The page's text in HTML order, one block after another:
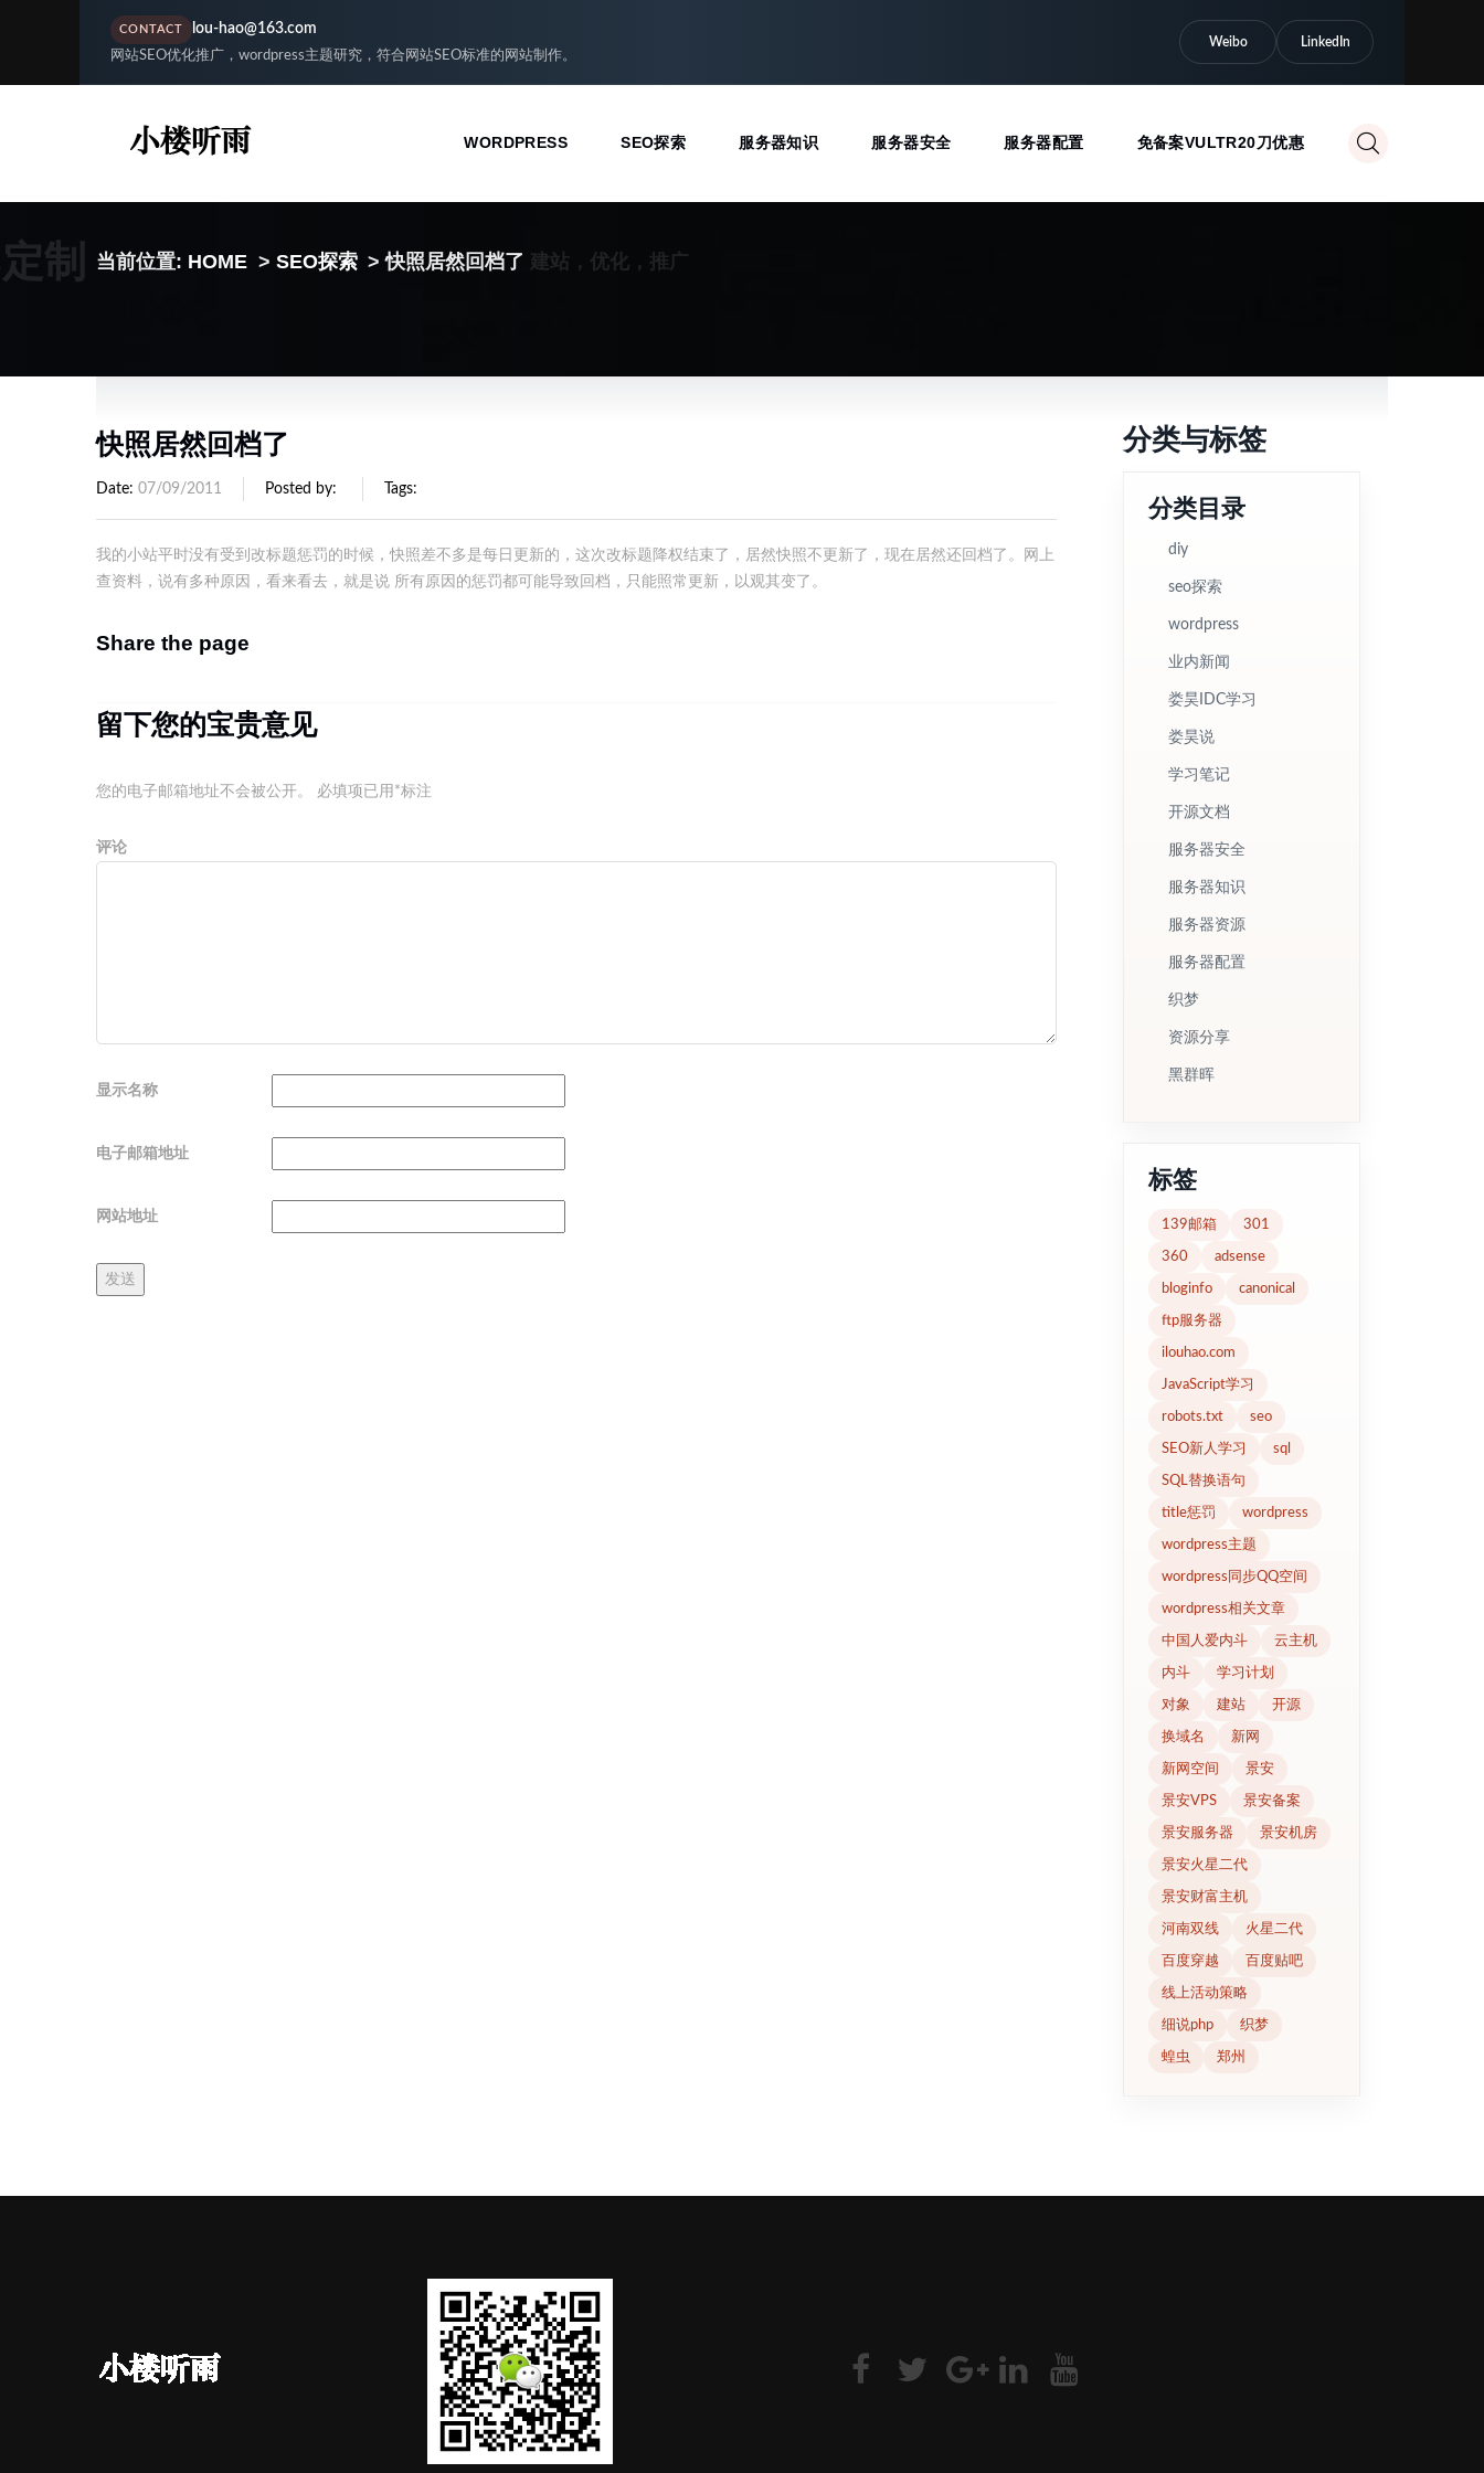
CONTACT lou-hao@163.com
网站SEO优化推广，wordpress主题研究，符合网站SEO标准的网站制作。
Weibo LinkedIn
WORDPRESS SEO探索 服务器知识 服务器安全 服务器配置 免备案VULTR20刀优惠
制 当前位置: HOME > SEO探索 > 快照居然回档了 建站，优化，推广
快照居然回档了
Date 07/09/2011 Posted by Tags
我的小站平时没有受到改标题惩罚的时候，快照差不多是每日更新的，这次改标题降权结束了，居然快照不更新了，现在居然还回档了。网上
查资料，说有多种原因，看来看去，就是说 所有原因的惩罚都可能导致回档，只能照常更新，以观其变了。
Share the page
留下您的宝贵意见
您的电子邮箱地址不会被公开。 必填项已用 *标注
评论
显示名称
电子邮箱地址
网站地址
分类与标签
分类目录
diy
seo探索
wordpress
业内新闻
娄昊IDC学习
娄昊说
学习笔记
开源文档
服务器安全
服务器知识
服务器资源
服务器配置
织梦
资源分享
黑群晖
标签
139邮箱 301
360 adsense
bloginfo canonical
ftp服务器
ilouhao.com
JavaScript学习
robots.txt seo
SEO新人学习 sql
SQL替换语句
title惩罚 wordpress
wordpress主题
wordpress同步QQ空间
wordpress相关文章
中国人爱内斗 云主机
内斗 学习计划
对象 建站 开源
换域名 新网
新网空间 景安
景安VPS 景安备案
景安服务器 景安机房
景安火星二代
景安财富主机
河南双线 火星二代
百度穿越 百度贴吧
线上活动策略
细说php 织梦
蝗虫 郑州